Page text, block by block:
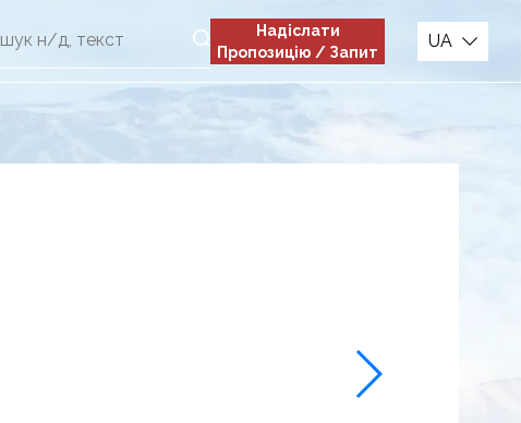
Надіслати
Пропозицію / Запит
UA